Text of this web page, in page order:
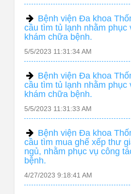
Bệnh viện Đa khoa
cầu tìm tủ lạnh nhằm phục
khám chữa bệnh.
5/5/2023 11:31:34 AM
Bệnh viện Đa khoa
cầu tìm tủ lạnh nhằm phục
khám chữa bệnh.
5/5/2023 11:31:33 AM
Bệnh viện Đa khoa
cầu tìm mua ghế xếp thư
ngủ, nhằm phục vụ công
bệnh.
4/27/2023 9:18:41 AM